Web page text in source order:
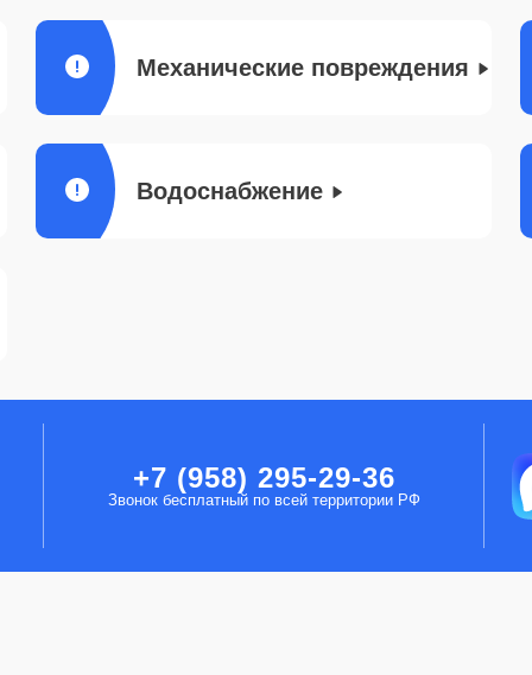
Механические повреждения
Водоснабжение
+7 (958) 295-29-36
Звонок бесплатный по всей территории РФ